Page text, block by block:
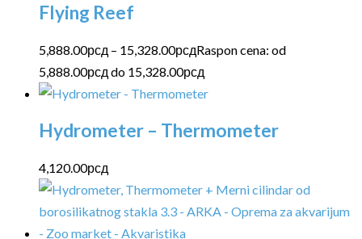
Flying Reef
5,888.00рсд – 15,328.00рсдRaspon cena: od
5,888.00рсд do 15,328.00рсд
Hydrometer – Thermometer
4,120.00рсд